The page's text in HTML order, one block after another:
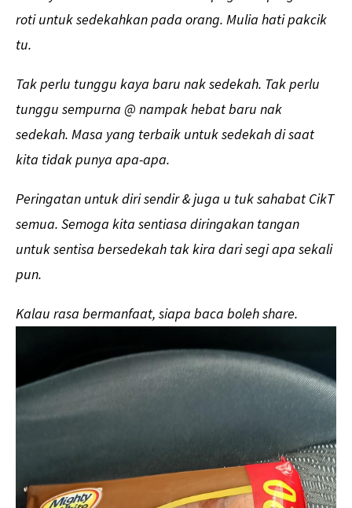
roti untuk sedekahkan pada orang. Mulia hati pakcik
tu.
Tak perlu tunggu kaya baru nak sedekah. Tak perlu
tunggu sempurna @ nampak hebat baru nak
sedekah. Masa yang terbaik untuk sedekah di saat
kita tidak punya apa-apa.
Peringatan untuk diri sendir & juga u tuk sahabat CikT
semua. Semoga kita sentiasa diringakan tangan
untuk sentisa bersedekah tak kira dari segi apa sekali
pun.
Kalau rasa bermanfaat, siapa baca boleh share.